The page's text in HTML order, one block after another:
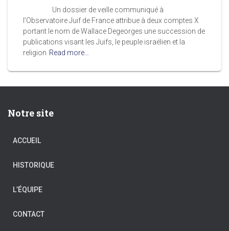
Un dossier de veille communiqué à
l’Observatoire Juif de France attribue à deux comptes X
portant le nom de Wallace Degeorges une succession de
publications visant les Juifs, le peuple israélien et la
religion Read more…
Notre site
ACCUEIL
HISTORIQUE
L’ÉQUIPE
CONTACT